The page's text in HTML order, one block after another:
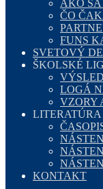
AKO
ČO
FUNS
SVETOVÝ
ŠKOLSKÉ
LOGÁ
VZORY
LITERATÚRA
KONTAKT